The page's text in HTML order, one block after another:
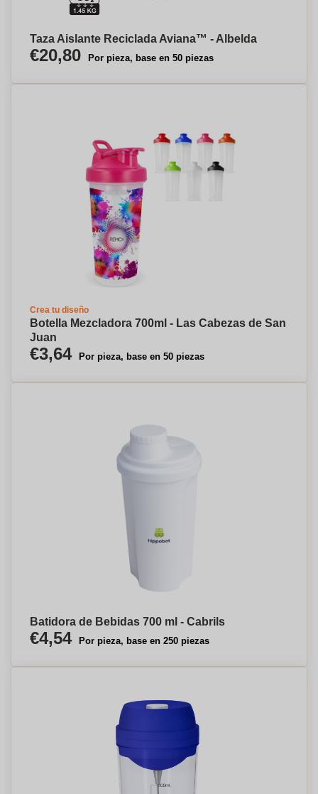
Taza Aislante Reciclada Aviana™ - Albelda
€20,80 Por pieza, base en 50 piezas
Crea tu diseño
Botella Mezcladora 700ml - Las Cabezas de San
Juan
€3,64 Por pieza, base en 50 piezas
Batidora de Bebidas 700 ml - Cabrils
€4,54 Por pieza, base en 250 piezas